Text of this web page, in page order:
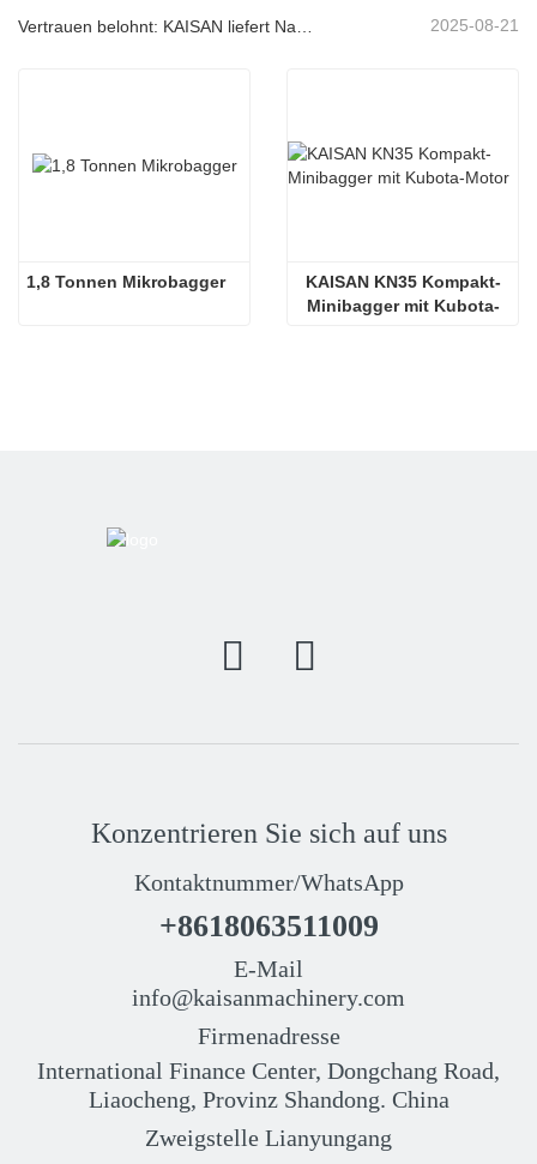
Vertrauen belohnt: KAISAN liefert Nachbestellung von 20 Baggern an langjährigen portugiesischen Partner 2025-08-21
1,8 Tonnen Mikrobagger
KAISAN KN35 Kompakt-
Minibagger mit Kubota-
Konzentrieren Sie sich auf uns
Kontaktnummer/WhatsApp
+8618063511009
E-Mail
info@kaisanmachinery.com
Firmenadresse
International Finance Center, Dongchang Road,
Liaocheng, Provinz Shandong. China
Zweigstelle Lianyungang